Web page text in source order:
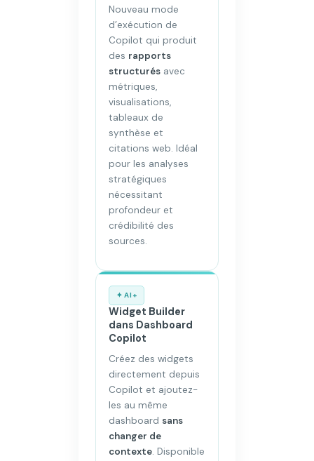
Nouveau mode
d’exécution de
Copilot qui produit
des rapports
structurésavec
métriques,
visualisations,
tableaux de
synthèse et
citations web. Idéal
pour les analyses
stratégiques
nécessitant
profondeur et
crédibilité des
sources.
✦ AI+
Widget Builder
dans Dashboard
Copilot
Créez des widgets
directement depuis
Copilot et ajoutez-
les au même
dashboard sans
changer de
contexte. Disponible